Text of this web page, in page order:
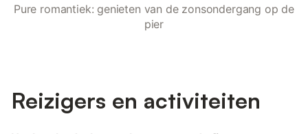
Pure romantiek: genieten van de zonsondergang op de
pier
Reizigers en activiteiten